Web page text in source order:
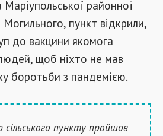
районної
пункт відкрили,
до вакцини якомога
людей, щоб ніхто не мав
боротьби з пандемією.
пункту пройшов